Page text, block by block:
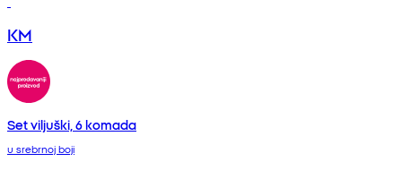
KM
Set viljuški, 6 komada
u srebrnoj boji